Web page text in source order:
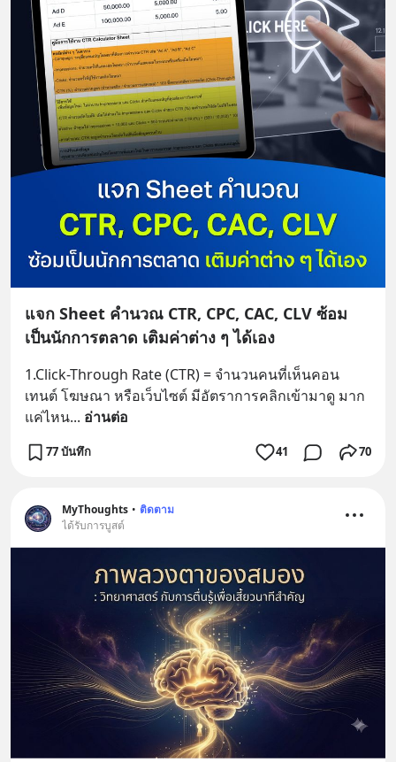
แจก Sheet คำนวณ CTR, CPC, CAC, CLV ซ้อม
เป็นนักการตลาด เติมค่าต่าง ๆ ได้เอง
1.Click-Through Rate (CTR) = จำนวนคนที่เห็นคอน
เทนต์ โฆษณา หรือเว็บไซต์ มีอัตราการคลิกเข้ามาดู มาก
แค่ไหน... อ่านต่อ
77 บันทึก 41 70
MyThoughts • ติดตาม
ได้รับการบูสต์